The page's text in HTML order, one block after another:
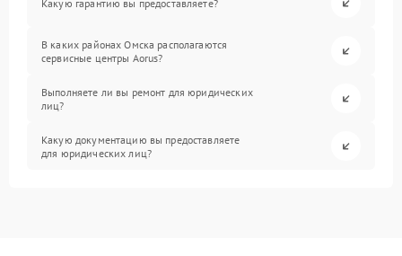
Какую гарантию вы предоставляете?
В каких районах Омска располагаются
сервисные центры Aorus?
Выполняете ли вы ремонт для юридических
лиц?
Какую документацию вы предоставляете
для юридических лиц?